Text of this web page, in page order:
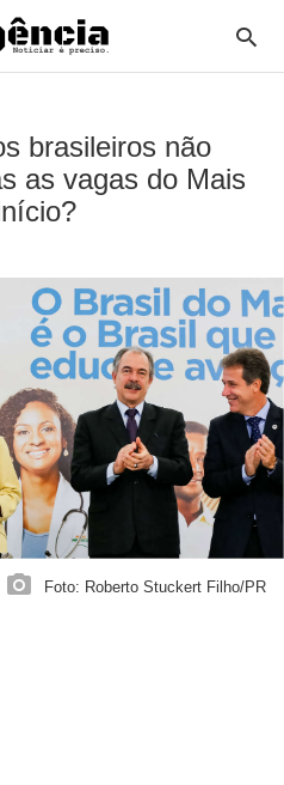
brasileiros não
as vagas do Mais
Foto: Roberto Stuckert Filho/PR